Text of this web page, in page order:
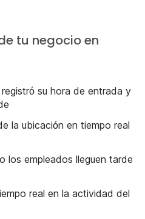
tu negocio en
su hora de entrada y
la ubicación en tiempo real
los empleados lleguen tarde
real en la actividad del